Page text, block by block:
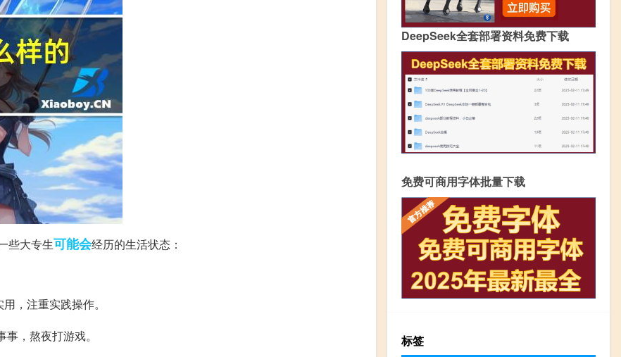
些大专生可能会经历的生活状态：
，注重实践操作。
，熬夜打游戏。
DeepSeek全套部署资料免费下载
免费可商用字体批量下载
标签